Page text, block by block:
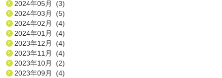
2024年05月 (3)
2024年03月 (5)
2024年02月 (4)
2024年01月 (4)
2023年12月 (4)
2023年11月 (4)
2023年10月 (2)
2023年09月 (4)